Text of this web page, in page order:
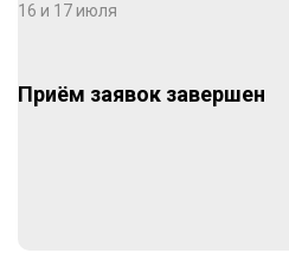
16 и 17 июля
Приём заявок завершен